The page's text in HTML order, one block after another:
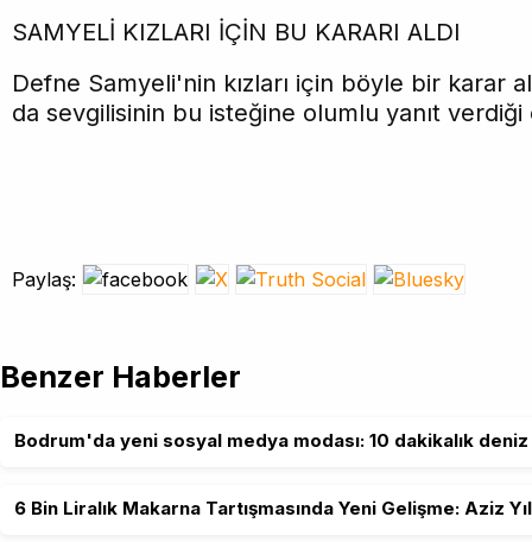
SAMYELİ KIZLARI İÇİN BU KARARI ALDI
Defne Samyeli'nin kızları için böyle bir karar
da sevgilisinin bu isteğine olumlu yanıt verdiği
Paylaş:
Benzer Haberler
Bodrum'da yeni sosyal medya modası: 10 dakikalık
6 Bin Liralık Makarna Tartışmasında Yeni Gelişme: Aziz